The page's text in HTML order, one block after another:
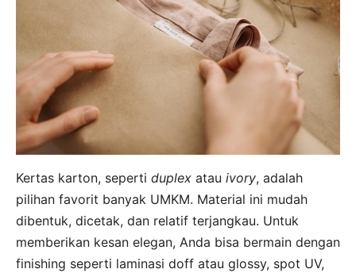
Kertas karton, seperti duplex atau ivory, adalah
pilihan favorit banyak UMKM. Material ini mudah
dibentuk, dicetak, dan relatif terjangkau. Untuk
memberikan kesan elegan, Anda bisa bermain dengan
finishing seperti laminasi doff atau glossy, spot UV,